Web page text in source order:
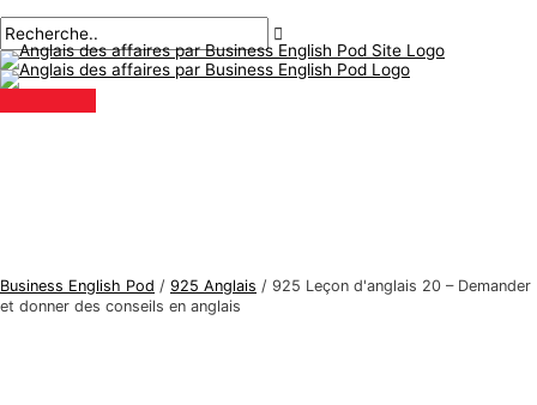
au
contenu
principal
Business English Pod / 925 Anglais / 925 Leçon d'anglais 20 – Demander
et donner des conseils en anglais
des
articles
ici..
mail*
S
u
j
e
n
R
e
c
h
r